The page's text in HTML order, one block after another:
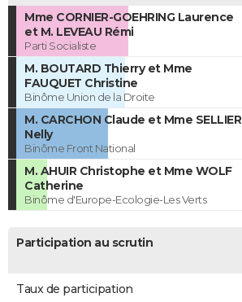
Mme CORNIER-GOEHRING Laurence
et M. LEVEAU Rémi
Parti Socialiste
M. BOUTARD Thierry et Mme
FAUQUET Christine
Binôme Union de la Droite
M. CARCHON Claude et Mme SELLIER
Nelly
Binôme Front National
M. AHUIR Christophe et Mme WOLF
Catherine
Binôme d'Europe-Ecologie-Les Verts
Participation au scrutin
Taux de participation